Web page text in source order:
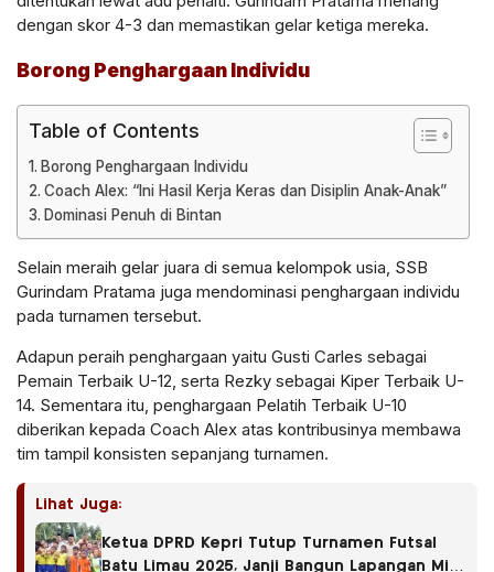
dengan skor 4-3 dan memastikan gelar ketiga mereka.
Borong Penghargaan Individu
Table of Contents
Borong Penghargaan Individu
Coach Alex: “Ini Hasil Kerja Keras dan Disiplin Anak-Anak”
Dominasi Penuh di Bintan
Selain meraih gelar juara di semua kelompok usia, SSB
Gurindam Pratama juga mendominasi penghargaan individu
pada turnamen tersebut.
Adapun peraih penghargaan yaitu Gusti Carles sebagai
Pemain Terbaik U-12, serta Rezky sebagai Kiper Terbaik U-
14. Sementara itu, penghargaan Pelatih Terbaik U-10
diberikan kepada Coach Alex atas kontribusinya membawa
tim tampil konsisten sepanjang turnamen.
Lihat Juga:
Ketua DPRD Kepri Tutup Turnamen Futsal
Batu Limau 2025, Janji Bangun Lapangan Mini